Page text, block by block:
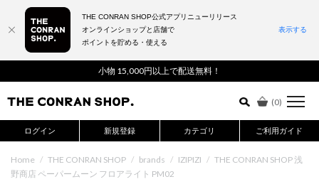
小物 15,000円以上で配送無料！
(0)
ログイン 新規登録 カテゴリ ご利用ガイド
詳細検索はこちら
Home / THE CONRAN SHOP / brands / IZIPIZI / THE CONRAN SHOP 浅
野商店 ペーパームーン フロアライト PM02
THE CONRAN SHOP公式アプリニューリリース
オンラインショップと店舗で
ポイントを貯める・使える
表示する